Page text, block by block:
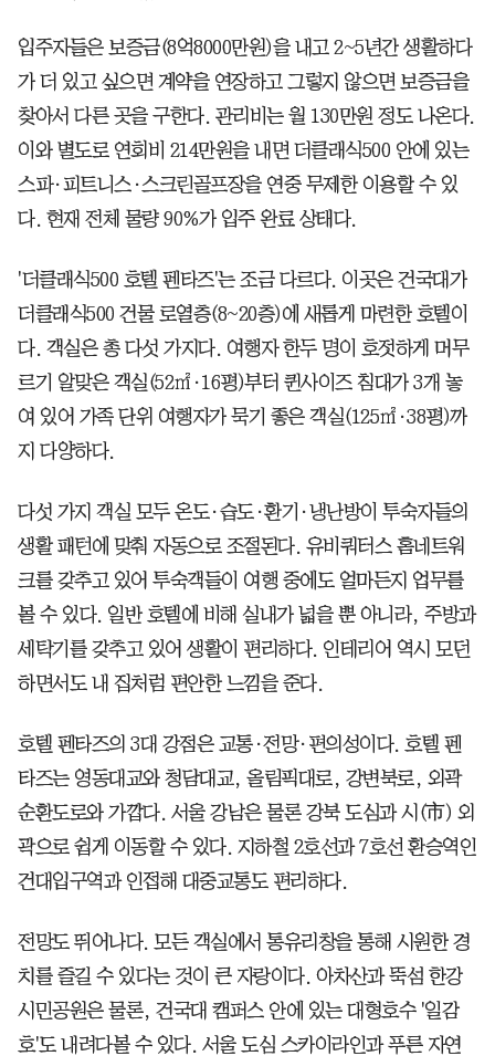
입주자들은 보증금(8억8000만원)을 내고 2~5년간 생활하다
가 더 있고 싶으면 계약을 연장하고 그렇지 않으면 보증금을
찾아서 다른 곳을 구한다. 관리비는 월 130만원 정도 나온다.
이와 별도로 연회비 214만원을 내면 더클래식500 안에 있는
스파·피트니스·스크린골프장을 연중 무제한 이용할 수 있
다. 현재 전체 물량 90%가 입주 완료 상태다.
'더클래식500 호텔 펜타즈'는 조금 다르다. 이곳은 건국대가
더클래식500 건물 로열층(8~20층)에 새롭게 마련한 호텔이
다. 객실은 총 다섯 가지다. 여행자 한두 명이 호젓하게 머무
르기 알맞은 객실(52㎡·16평)부터 퀸사이즈 침대가 3개 놓
여 있어 가족 단위 여행자가 묵기 좋은 객실(125㎡·38평)까
지 다양하다.
다섯 가지 객실 모두 온도·습도·환기·냉난방이 투숙자들의
생활 패턴에 맞춰 자동으로 조절된다. 유비쿼터스 홈네트워
크를 갖추고 있어 투숙객들이 여행 중에도 얼마든지 업무를
볼 수 있다. 일반 호텔에 비해 실내가 넓을 뿐 아니라, 주방과
세탁기를 갖추고 있어 생활이 편리하다. 인테리어 역시 모던
하면서도 내 집처럼 편안한 느낌을 준다.
호텔 펜타즈의 3대 강점은 교통·전망·편의성이다. 호텔 펜
타즈는 영동대교와 청담대교, 올림픽대로, 강변북로, 외곽
순환도로와 가깝다. 서울 강남은 물론 강북 도심과 시(市) 외
곽으로 쉽게 이동할 수 있다. 지하철 2호선과 7호선 환승역인
건대입구역과 인접해 대중교통도 편리하다.
전망도 뛰어나다. 모든 객실에서 통유리창을 통해 시원한 경
치를 즐길 수 있다는 것이 큰 자랑이다. 아차산과 뚝섬 한강
시민공원은 물론, 건국대 캠퍼스 안에 있는 대형호수 '일감
호'도 내려다볼 수 있다. 서울 도심 스카이라인과 푸른 자연